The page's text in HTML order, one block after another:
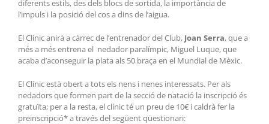
diferents estils, des dels blocs de sortida, la importància de
l’impuls i la posició del cos a dins de l’aigua.
El Clínic anirà a càrrec de l’entrenador del Club, Joan Serra, que a
més a més entrena el nedador paralímpic, Miguel Luque, que
acaba d’aconseguir la plata als 50 braça en el Mundial de Mèxic.
El Clínic està obert a tots els nens i nenes interessats. Per als
nedadors que formen part de la secció de natació la inscripció és
gratuïta; per a la resta, el clínic té un preu de 10€ i caldrà fer la
preinscripció* a través del següent qüestionari: